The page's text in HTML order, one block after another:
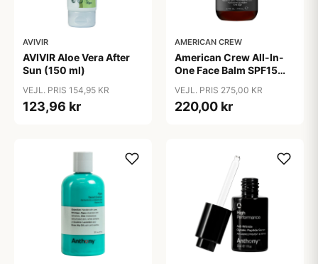
AVIVIR
AVIVIR Aloe Vera After
Sun (150 ml)
VEJL. PRIS 154,95 KR
123,96 kr
AMERICAN CREW
American Crew All-In-
One Face Balm SPF15
VEJL. PRIS 275,00 KR
220,00 kr